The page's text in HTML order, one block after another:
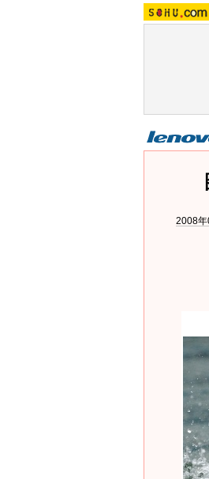
2008